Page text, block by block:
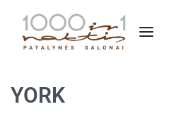
YORK